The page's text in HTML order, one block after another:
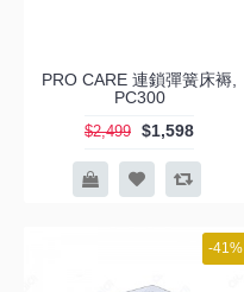
PRO CARE 連鎖彈簧床褥,
PC300
$2,499 $1,598
-41%